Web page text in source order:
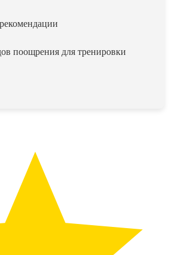
поощрения для тренировки